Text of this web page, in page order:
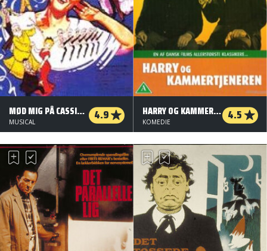
MØD MIG PÅ CASSIOPEIA 4.9
MUSICAL
HARRY OG KAMMERTJENEREN 4.5
KOMEDIE